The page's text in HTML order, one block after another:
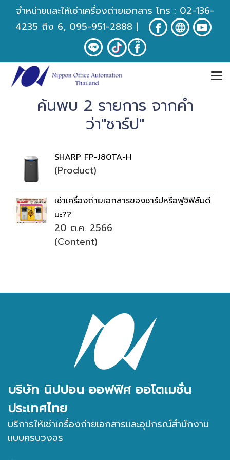
จำหน่ายและให้เช่าเครื่องถ่ายเอกสาร โทร : 02-136-
4235 ถึง 6, 095-951-2888 |
ค้นพบ 2 รายการ จากคำ
ว่า"ชาร์ป"
SHARP FP-J80TA-H
(Product)
เช่าเครื่องถ่ายเอกสารของชาร์ปหรือฟูจิฟิล์มดี
นะ??
20 ต.ค. 2566
(Content)
บริษัท นิปปอน ออฟฟิศ ออโตเมชั่น
ประเทศไทย
บริการให้เช่าเครื่องถ่ายเอกสารและอุปกรณ์สำนักงาน
แบบครบวงจร